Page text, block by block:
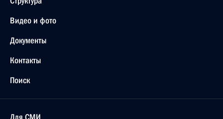
Видео и фото
Документы
Контакты
Поиск
Для СМИ